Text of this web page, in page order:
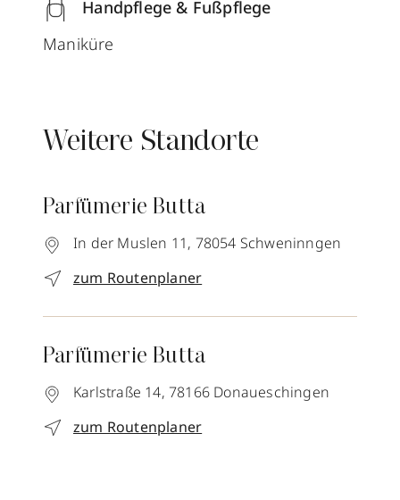
Handpflege & Fußpflege
Maniküre
Weitere Standorte
Parfümerie Butta
In der Muslen 11, 78054 Schweninngen
zum Routenplaner
Parfümerie Butta
Karlstraße 14, 78166 Donaueschingen
zum Routenplaner